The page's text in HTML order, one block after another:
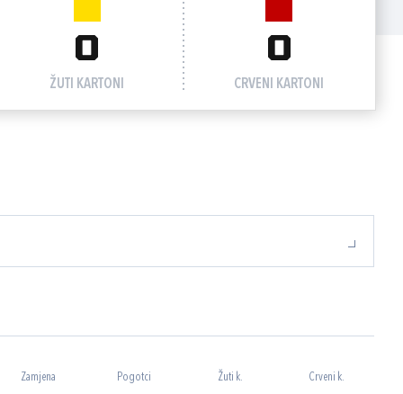
0
ŽUTI KARTONI
0
CRVENI KARTONI
Zamjena Pogotci Žuti k. Crveni k.